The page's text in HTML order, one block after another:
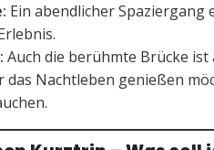
Ein abendlicher
Auch die berühmte Brücke
das Nachtleben genießen